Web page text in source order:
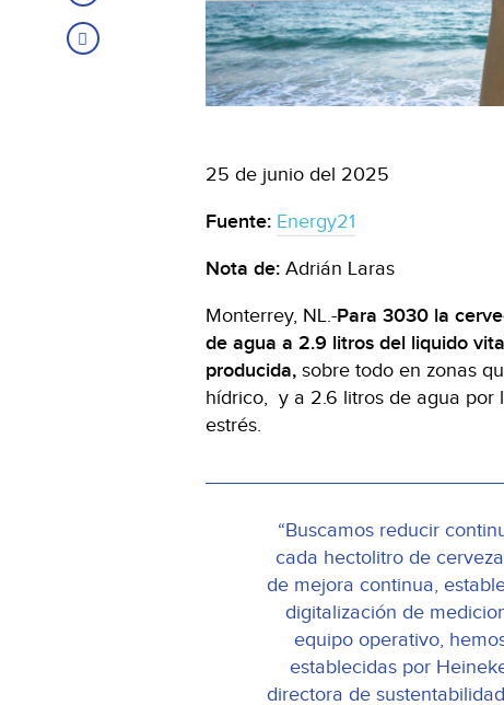
25 de junio del 2025
Fuente: Energy21
Nota de: Adrián Laras
Monterrey, NL.-Para 3030 la
de agua a 2.9 litros del liquido
producida, sobre todo en zonas
hídrico, y a 2.6 litros de agua por
estrés.
“Buscamos reducir
cada hectolitro de
de mejora continua,
digitalización de
equipo operativo,
establecidas por
directora de